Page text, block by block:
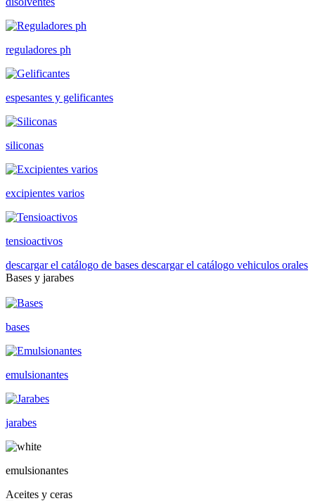
reguladores ph
espesantes y gelificantes
siliconas
excipientes varios
tensioactivos
descargar el catálogo de bases descargar el catálogo vehiculos orales
Bases y jarabes
bases
emulsionantes
jarabes
emulsionantes
Aceites y ceras